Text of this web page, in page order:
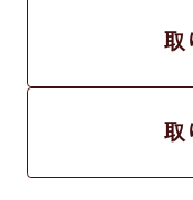
取
取